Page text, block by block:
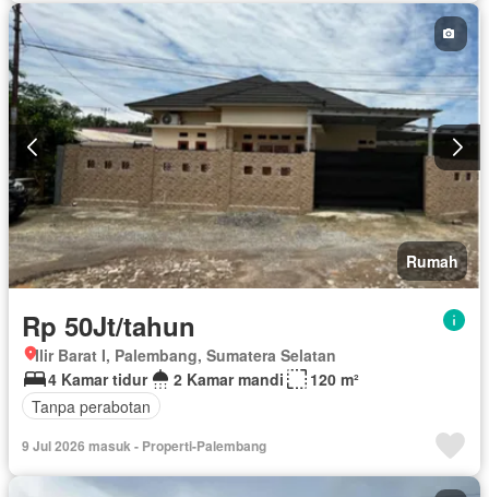
Taman atap
Keamanan Secure parking
Telephone
Televisi
Teras Keamanan 24 jam Kabel video
Air
Wifi
Tangki air Dapur lengkap
Rumah
Rp 50Jt/tahun
Ilir Barat I, Palembang, Sumatera Selatan
4 Kamar tidur
2 Kamar mandi
120 m²
Tanpa perabotan
9 Jul 2026 masuk - Properti-Palembang